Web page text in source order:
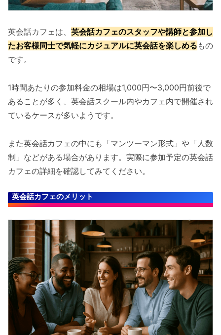
英会話カフェは、 英会話カフェのスタッフや講師と参加し
たお客様同士で気軽にカジュアルに英会話を楽しめる もの
です。
1時間あたりの参加料金の相場は1,000円〜3,000円前後で
あることが多く、英会話スクール内やカフェ内で開催され
ているケースが多いようです。
また英会話カフェの中にも「マンツーマン形式」や「人数
制」などがある場合があります。実際に参加予定の英会話
カフェの詳細を確認してみてください。
英会話カフェのメリット